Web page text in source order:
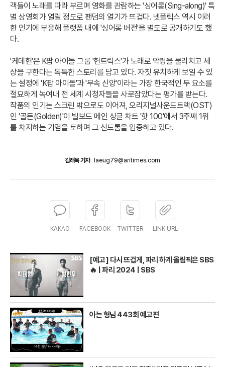
객들이 노래를 따라 부르며 영화를 관람하는 '싱어롱(Sing-along)' 특
별 상영회가 열릴 정도로 팬덤의 열기가 뜨겁다. 넷플릭스 역시 이러
한 인기에 부응해 플랫폼 내에 '싱어롱 버전'을 별도로 공개하기도 했
다.
'케데헌'은 K팝 아이돌 그룹 '헌트릭스'가 노래로 악령을 물리치고 세
상을 구한다는 독특한 스토리를 담고 있다. 자칫 유치하게 보일 수 있
는 설정에 'K팝 아이돌'과 '무속 신앙'이라는 가장 한국적인 두 요소를
절묘하게 녹여내 전 세계 시청자들을 사로잡았다는 평가를 받는다.
작품의 인기는 스크린 밖으로도 이어져, 오리지널사운드트랙(OST)
인 '골든(Golden)'이 빌보드 메인 싱글 차트 '핫 100'에서 3주째 1위
를 차지하는 기염을 토하며 그 신드롬을 입증하고 있다.
김래욱 기자 laeug79@aritimes.com
KAKAO FACEBOOK TWITTER LINK URL
[예고] 다시 뜨겁게, 파리 하계 올림픽은 SBS
🔥 | 파리 2024 | SBS
아는 형님 443회 예고편